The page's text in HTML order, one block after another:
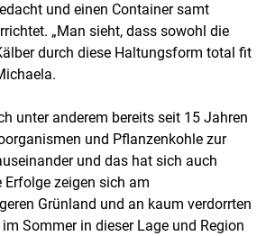
und einen Container samt
„Man sieht, dass sowohl die
durch diese Haltungsform total fit
unter anderem bereits seit 15 Jahren
und Pflanzenkohle zur
und das hat sich auch
Erfolge zeigen sich am
Grünland und an kaum verdorrten
Sommer in dieser Lage und Region